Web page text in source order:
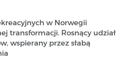
w Norwegii
transformacji. Rosnący udział
wspierany przez słabą